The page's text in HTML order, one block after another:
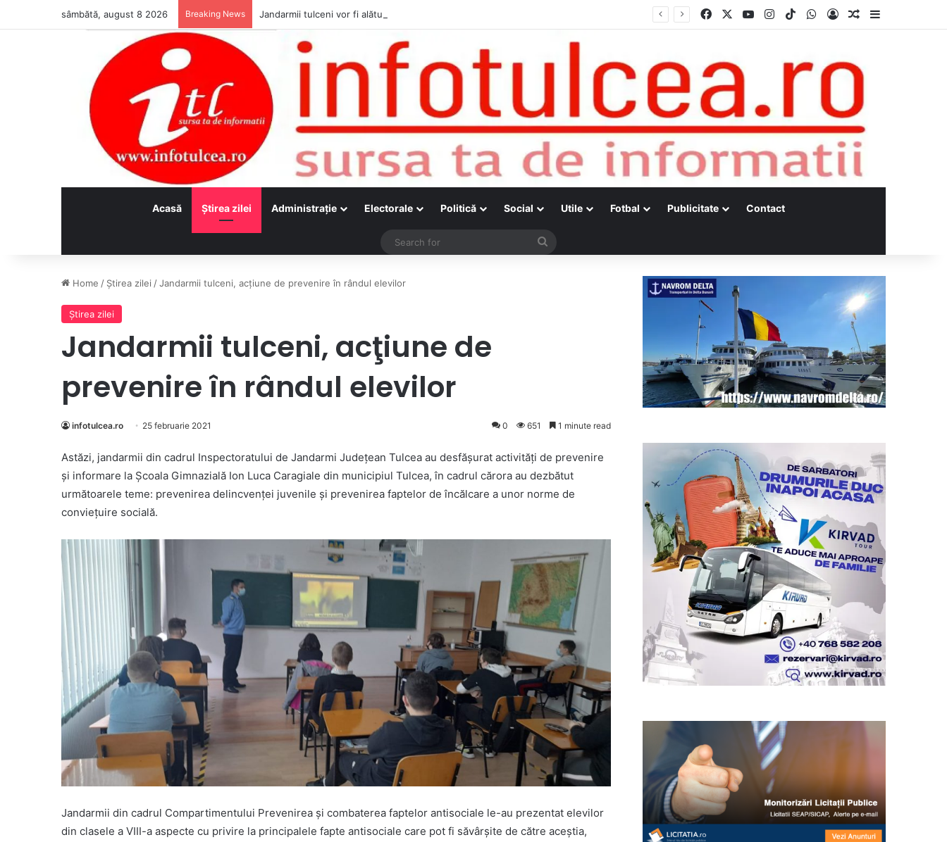
sâmbătă, august 8 2026 Breaking News Jandarmii tulceni vor fi alături de cetățenii care vor lua parte la Festivalul Folk Țestos Facebook YouTubeInstagram
TikTokWhatsApp
Log InRandom Article
Acasă Ştirea zilei Administraţie Electorale Politică Social Utile Fotbal Publicitate Contact
Search
Home / Ştirea zilei /Jandarmii tulceni, acţiune de prevenire în rândul elevilor
Ştirea zilei
Jandarmii tulceni, acţiune de
prevenire în rândul elevilor
infotulcea.ro 25 februarie 2021 0 651 1 minute read
Astăzi, jandarmii din cadrul Inspectoratului de Jandarmi Judeţean Tulcea au desfăşurat activităţi de prevenire
şi informare la Şcoala Gimnazială Ion Luca Caragiale din municipiul Tulcea, în cadrul cărora au dezbătut
următoarele teme: prevenirea delincvenţei juvenile şi prevenirea faptelor de încălcare a unor norme de
convieţuire socială.
Jandarmii din cadrul Compartimentului Prevenirea şi combaterea faptelor antisociale le-au prezentat elevilor
din clasele a VIII-a aspecte cu privire la principalele fapte antisociale care pot fi săvârşite de către aceştia,